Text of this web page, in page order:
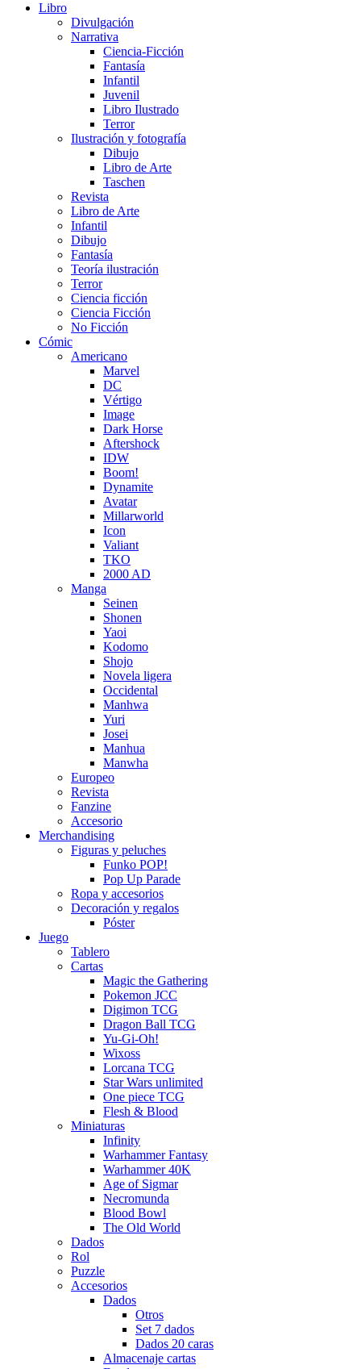
Libro
Divulgación
Narrativa
Ciencia-Ficción
Fantasía
Infantil
Juvenil
Libro Ilustrado
Terror
Ilustración y fotografía
Dibujo
Libro de Arte
Taschen
Revista
Libro de Arte
Infantil
Dibujo
Fantasía
Teoría ilustración
Terror
Ciencia ficción
Ciencia Ficción
No Ficción
Cómic
Americano
Marvel
DC
Vértigo
Image
Dark Horse
Aftershock
IDW
Boom!
Dynamite
Avatar
Millarworld
Icon
Valiant
TKO
2000 AD
Manga
Seinen
Shonen
Yaoi
Kodomo
Shojo
Novela ligera
Occidental
Manhwa
Yuri
Josei
Manhua
Manwha
Europeo
Revista
Fanzine
Accesorio
Merchandising
Figuras y peluches
Funko POP!
Pop Up Parade
Ropa y accesorios
Decoración y regalos
Póster
Juego
Tablero
Cartas
Magic the Gathering
Pokemon JCC
Digimon TCG
Dragon Ball TCG
Yu-Gi-Oh!
Wixoss
Lorcana TCG
Star Wars unlimited
One piece TCG
Flesh & Blood
Miniaturas
Infinity
Warhammer Fantasy
Warhammer 40K
Age of Sigmar
Necromunda
Blood Bowl
The Old World
Dados
Rol
Puzzle
Accesorios
Dados
Otros
Set 7 dados
Dados 20 caras
Almacenaje cartas